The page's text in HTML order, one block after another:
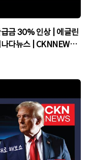
인상 | 에글린
다뉴스 | CKNNEWS,